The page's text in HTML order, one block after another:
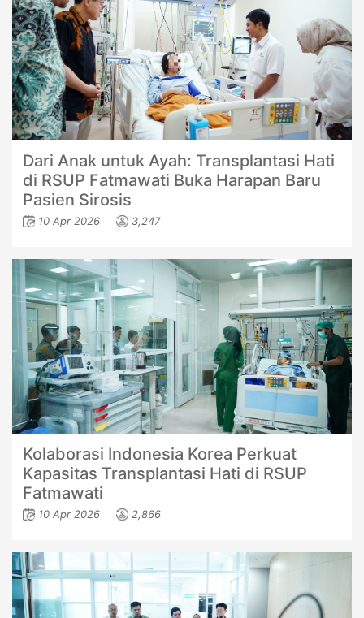
Dari Anak untuk Ayah: Transplantasi Hati
di RSUP Fatmawati Buka Harapan Baru
Pasien Sirosis
10 Apr 2026 3,247
Kolaborasi Indonesia Korea Perkuat
Kapasitas Transplantasi Hati di RSUP
Fatmawati
10 Apr 2026 2,866